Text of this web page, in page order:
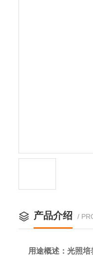
产品介绍 /
用途概述： 光照培